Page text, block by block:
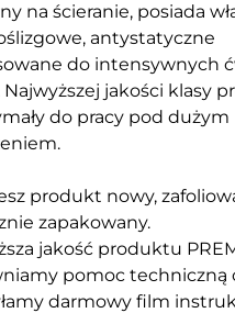
na ścieranie, posiada
antystatyczne
do intensywnych
Najwyższej jakości klasy
do pracy pod dużym
produkt nowy,
zapakowany.
jakość produktu
pomoc techniczną
darmowy film